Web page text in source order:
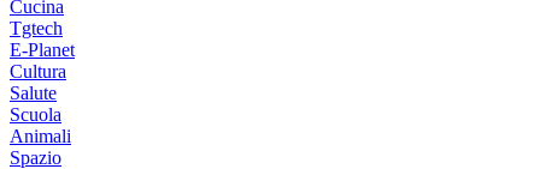
Cucina
Tgtech
E-Planet
Cultura
Salute
Scuola
Animali
Spazio